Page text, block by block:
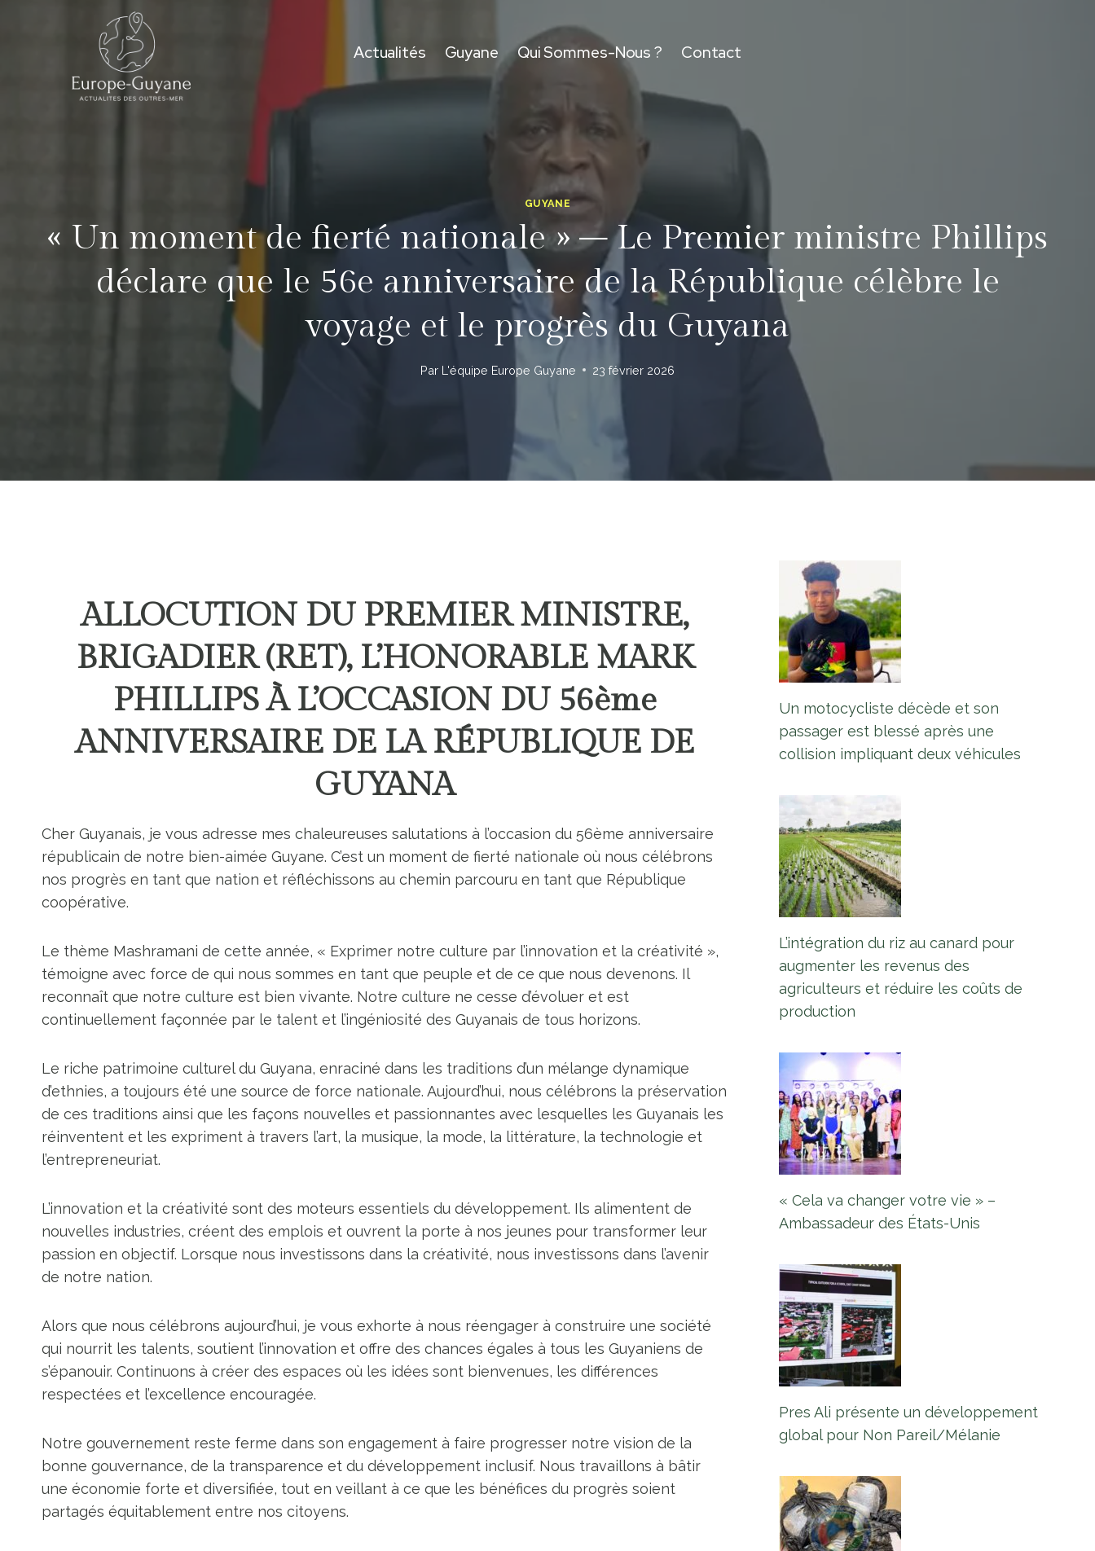
Actualités Guyane Qui Sommes-Nous ? Contact
GUYANE
« Un moment de fierté nationale » – Le Premier ministre Phillips
déclare que le 56e anniversaire de la République célèbre le
voyage et le progrès du Guyana
Par L'équipe Europe Guyane 23 février 2026
ALLOCUTION DU PREMIER MINISTRE,
BRIGADIER (RET), L’HONORABLE MARK
PHILLIPS À L’OCCASION DU 56ème
ANNIVERSAIRE DE LA RÉPUBLIQUE DE
GUYANA
Cher Guyanais, je vous adresse mes chaleureuses salutations à l’occasion du 56ème anniversaire
républicain de notre bien-aimée Guyane. C’est un moment de fierté nationale où nous célébrons
nos progrès en tant que nation et réfléchissons au chemin parcouru en tant que République
coopérative.
Le thème Mashramani de cette année, « Exprimer notre culture par l’innovation et la créativité »,
témoigne avec force de qui nous sommes en tant que peuple et de ce que nous devenons. Il
reconnaît que notre culture est bien vivante. Notre culture ne cesse d’évoluer et est
continuellement façonnée par le talent et l’ingéniosité des Guyanais de tous horizons.
Le riche patrimoine culturel du Guyana, enraciné dans les traditions d’un mélange dynamique
d’ethnies, a toujours été une source de force nationale. Aujourd’hui, nous célébrons la préservation
de ces traditions ainsi que les façons nouvelles et passionnantes avec lesquelles les Guyanais les
réinventent et les expriment à travers l’art, la musique, la mode, la littérature, la technologie et
l’entrepreneuriat.
L’innovation et la créativité sont des moteurs essentiels du développement. Ils alimentent de
nouvelles industries, créent des emplois et ouvrent la porte à nos jeunes pour transformer leur
passion en objectif. Lorsque nous investissons dans la créativité, nous investissons dans l’avenir
de notre nation.
Alors que nous célébrons aujourd’hui, je vous exhorte à nous réengager à construire une société
qui nourrit les talents, soutient l’innovation et offre des chances égales à tous les Guyaniens de
s’épanouir. Continuons à créer des espaces où les idées sont bienvenues, les différences
respectées et l’excellence encouragée.
Notre gouvernement reste ferme dans son engagement à faire progresser notre vision de la
bonne gouvernance, de la transparence et du développement inclusif. Nous travaillons à bâtir
une économie forte et diversifiée, tout en veillant à ce que les bénéfices du progrès soient
partagés équitablement entre nos citoyens.
Un motocycliste décède et son
passager est blessé après une
collision impliquant deux véhicules
L’intégration du riz au canard pour
augmenter les revenus des
agriculteurs et réduire les coûts de
production
« Cela va changer votre vie » –
Ambassadeur des États-Unis
Pres Ali présente un développement
global pour Non Pareil/Mélanie